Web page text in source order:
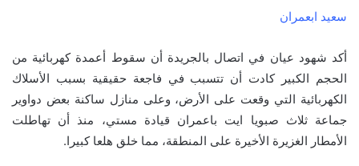
سعيد ابعمران
أكد شهود عيان في اتصال بالجريدة أن سقوط أعمدة كهربائية من
الحجم الكبير كادت أن تتسبب في فاجعة حقيقية بسبب الأسلاك
الكهربائية التي وقعت على الأرض، وعلى منازل ساكنة بعض دواوير
جماعة ثلاث صبويا ايت باعمران قيادة مستي، منذ أن تهاطلت
الأمطار الغزيرة الأخيرة على المنطقة، مما خلق هلعا كبيرا.